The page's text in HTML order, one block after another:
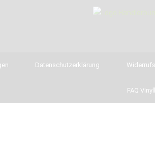
Datenschutzerklärung
FAQ